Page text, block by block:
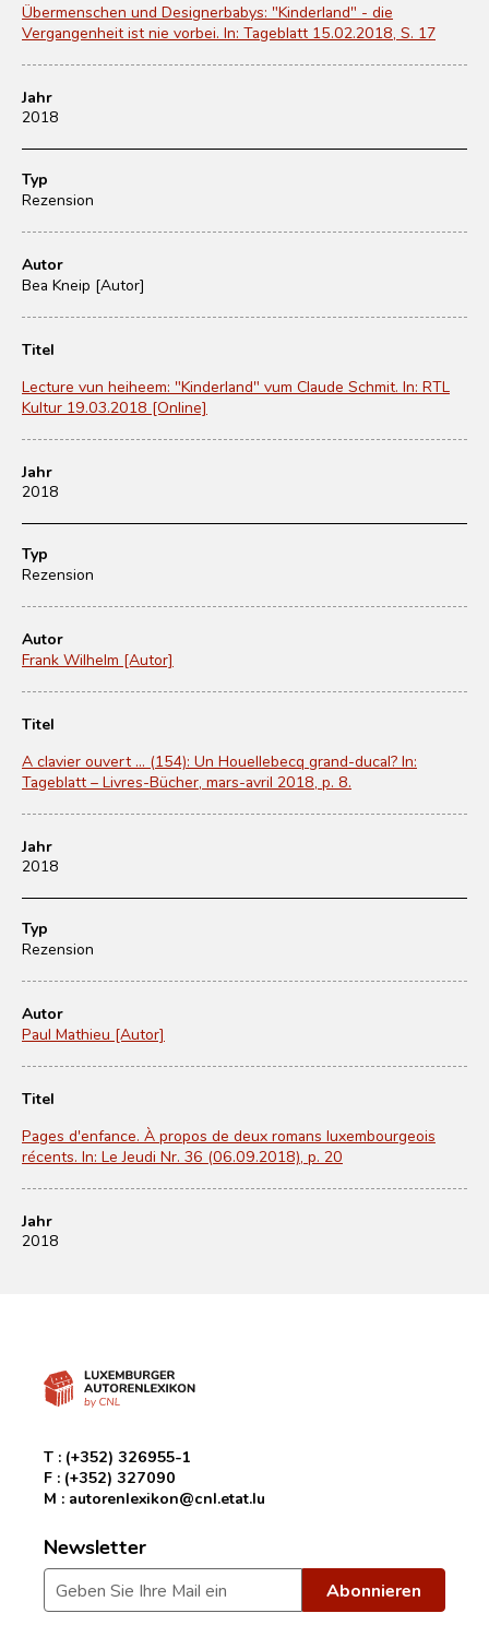
Übermenschen und Designerbabys: "Kinderland" - die
Vergangenheit ist nie vorbei. In: Tageblatt 15.02.2018, S. 17
Jahr
2018
Typ
Rezension
Autor
Bea Kneip [Autor]
Titel
Lecture vun heiheem: "Kinderland" vum Claude Schmit. In: RTL
Kultur 19.03.2018 [Online]
Jahr
2018
Typ
Rezension
Autor
Frank Wilhelm [Autor]
Titel
A clavier ouvert ... (154): Un Houellebecq grand-ducal? In:
Tageblatt – Livres-Bücher, mars-avril 2018, p. 8.
Jahr
2018
Typ
Rezension
Autor
Paul Mathieu [Autor]
Titel
Pages d'enfance. À propos de deux romans luxembourgeois
récents. In: Le Jeudi Nr. 36 (06.09.2018), p. 20
Jahr
2018
T : (+352) 326955-1
F : (+352) 327090
M : autorenlexikon@cnl.etat.lu
Newsletter